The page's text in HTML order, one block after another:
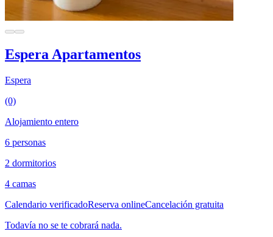
Espera Apartamentos
Espera
(0)
Alojamiento entero
6 personas
2 dormitorios
4 camas
Calendario verificadoReserva onlineCancelación gratuita
Todavía no se te cobrará nada.